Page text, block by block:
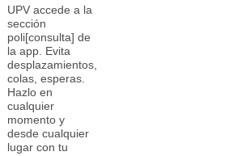
UPV accede a la
sección
poli[consulta] de
la app. Evita
desplazamientos,
colas, esperas.
Hazlo en
cualquier
momento y
desde cualquier
lugar con tu